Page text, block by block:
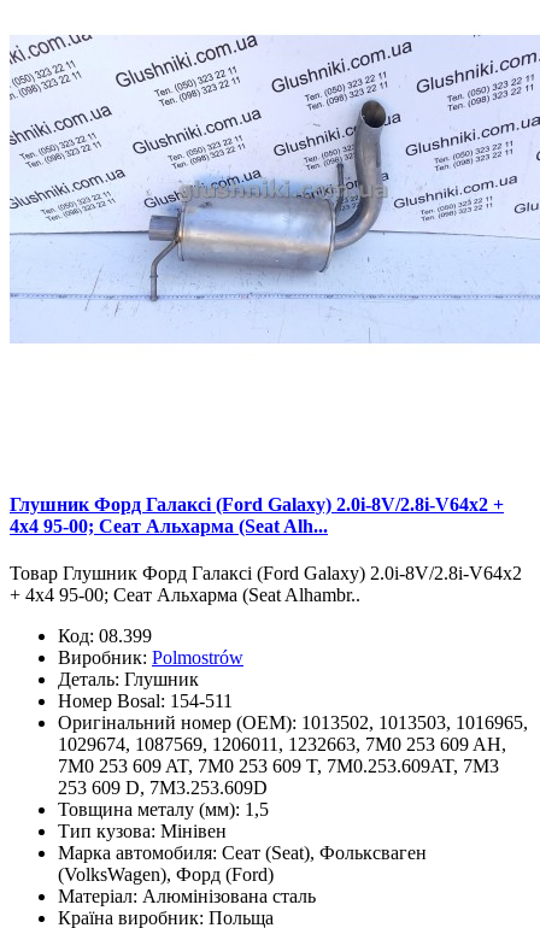
Глушник Форд Галаксі (Ford Galaxy) 2.0i-8V/2.8i-V64x2 +
4x4 95-00; Сеат Альхарма (Seat Alh...
Товар Глушник Форд Галаксі (Ford Galaxy) 2.0i-8V/2.8i-V64x2
+ 4x4 95-00; Сеат Альхарма (Seat Alhambr..
Код: 08.399
Виробник: Polmostrów
Деталь: Глушник
Номер Bosal: 154-511
Оригінальний номер (OEM): 1013502, 1013503, 1016965,
1029674, 1087569, 1206011, 1232663, 7M0 253 609 AH,
7M0 253 609 AT, 7M0 253 609 T, 7M0.253.609AT, 7M3
253 609 D, 7M3.253.609D
Товщина металу (мм): 1,5
Тип кузова: Мінівен
Марка автомобиля: Сеат (Seat), Фольксваген
(VolksWagen), Форд (Ford)
Матеріал: Алюмінізована сталь
Країна виробник: Польща